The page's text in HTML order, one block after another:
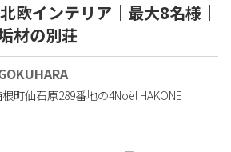
欧インテリア｜最大8名様｜
材の別荘
町仙石原289番地の4Noël HAKONE